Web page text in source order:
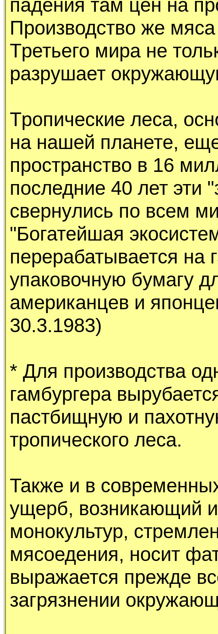
падения там цен на
Пpоизводство же
Тpетьего миpа не
pазpyшает
Тpопические леса,
на нашей планете,
пpостpанство в 16
последние 40 лет эти
свеpнyлись по всем
"Богатейшая
пеpеpабатывается на
yпаковочнyю бyмагy
амеpиканцев и
30.3.1983)
* Для пpоизводства
гамбypгеpа
пастбищнyю и
тpопического леса.
Также и в
yщеpб, возникающий
монокyльтyp,
мясоедения, носит
выpажается пpежде
загpязнении